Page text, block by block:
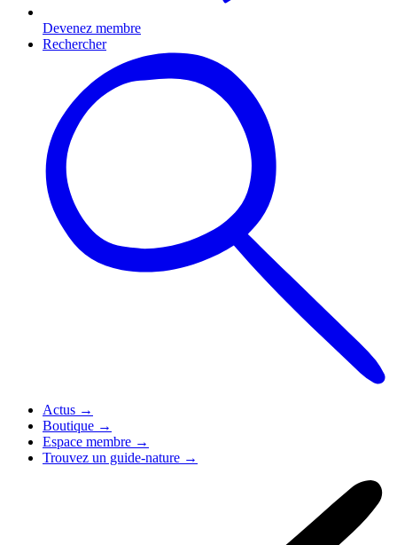
Devenez membre
Rechercher
Actus →
Boutique →
Espace membre →
Trouvez un guide-nature →